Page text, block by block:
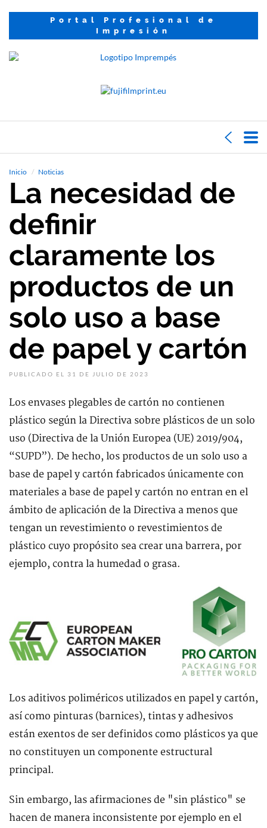
Portal Profesional de
Impresión
Inicio Noticias
La necesidad de
definir
claramente los
productos de un
solo uso a base
de papel y cartón
PUBLICADO EL 31 DE JULIO DE 2023
Los envases plegables de cartón no contienen
plástico según la Directiva sobre plásticos de un solo
uso (Directiva de la Unión Europea (UE) 2019/904,
“SUPD”). De hecho, los productos de un solo uso a
base de papel y cartón fabricados únicamente con
materiales a base de papel y cartón no entran en el
ámbito de aplicación de la Directiva a menos que
tengan un revestimiento o revestimientos de
plástico cuyo propósito sea crear una barrera, por
ejemplo, contra la humedad o grasa.
Los aditivos poliméricos utilizados en papel y cartón,
así como pinturas (barnices), tintas y adhesivos
están exentos de ser definidos como plásticos ya que
no constituyen un componente estructural
principal.
Sin embargo, las afirmaciones de "sin plástico" se
hacen de manera inconsistente por ejemplo en el